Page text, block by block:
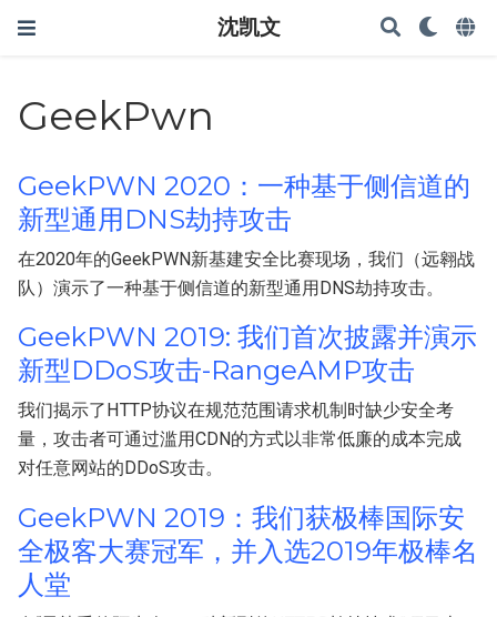
沈凯文
GeekPwn
GeekPWN 2020：一种基于侧信道的
新型通用DNS劫持攻击
在2020年的GeekPWN新基建安全比赛现场，我们（远翱战
队）演示了一种基于侧信道的新型通用DNS劫持攻击。
GeekPWN 2019: 我们首次披露并演示
新型DDoS攻击-RangeAMP攻击
我们揭示了HTTP协议在规范范围请求机制时缺少安全考
量，攻击者可通过滥用CDN的方式以非常低廉的成本完成
对任意网站的DDoS攻击。
GeekPWN 2019：我们获极棒国际安
全极客大赛冠军，并入选2019年极棒名
人堂